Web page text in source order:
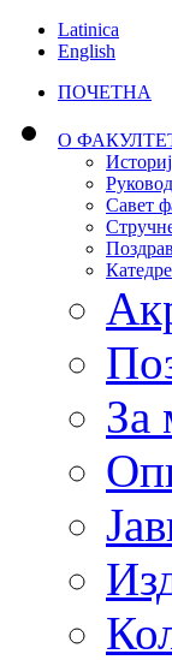
Latinica
English
ПОЧЕТНА
О
Савет
Катедре
За